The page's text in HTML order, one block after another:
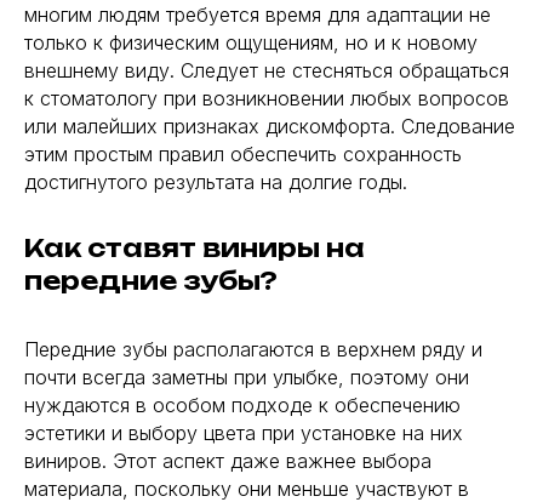
многим людям требуется время для адаптации не
только к физическим ощущениям, но и к новому
внешнему виду. Следует не стесняться обращаться
к стоматологу при возникновении любых вопросов
или малейших признаках дискомфорта. Следование
этим простым правил обеспечить сохранность
достигнутого результата на долгие годы.
Как ставят виниры на
передние зубы?
Передние зубы располагаются в верхнем ряду и
почти всегда заметны при улыбке, поэтому они
нуждаются в особом подходе к обеспечению
эстетики и выбору цвета при установке на них
виниров. Этот аспект даже важнее выбора
материала, поскольку они меньше участвуют в
Политика конфиденциальности
Политика использования файлов cookie
Лечение зубов
Имплантация зубов
Протезирование зубов
Профессиональная гигиена
Установка брекетов
Пародонтология